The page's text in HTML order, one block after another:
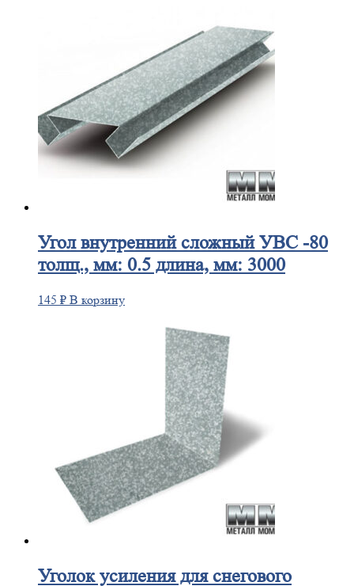
Уголвнутренний сложный УВС -80
толщ., мм: 0.5 длина, мм: 3000
145 ₽ В корзину
Уголокусиления для снегового